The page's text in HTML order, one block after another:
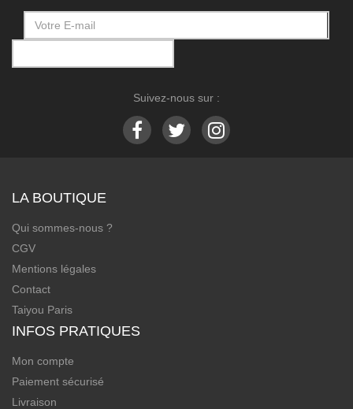
Suivez-nous sur :
LA BOUTIQUE
Qui sommes-nous ?
CGV
Mentions légales
Contact
Taiyou Paris
INFOS PRATIQUES
Mon compte
Paiement sécurisé
Livraison